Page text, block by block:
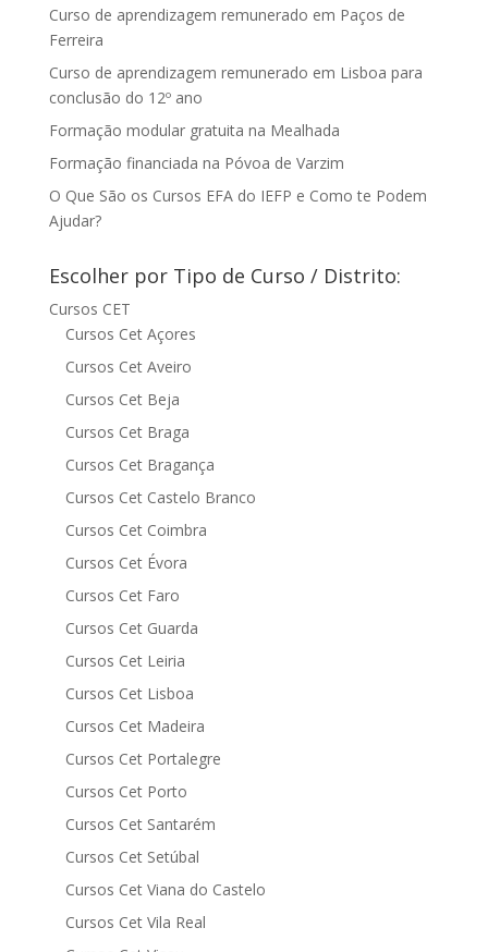
Curso de aprendizagem remunerado em Paços de
Ferreira
Curso de aprendizagem remunerado em Lisboa para
conclusão do 12º ano
Formação modular gratuita na Mealhada
Formação financiada na Póvoa de Varzim
O Que São os Cursos EFA do IEFP e Como te Podem
Ajudar?
Escolher por Tipo de Curso / Distrito:
Cursos CET
Cursos Cet Açores
Cursos Cet Aveiro
Cursos Cet Beja
Cursos Cet Braga
Cursos Cet Bragança
Cursos Cet Castelo Branco
Cursos Cet Coimbra
Cursos Cet Évora
Cursos Cet Faro
Cursos Cet Guarda
Cursos Cet Leiria
Cursos Cet Lisboa
Cursos Cet Madeira
Cursos Cet Portalegre
Cursos Cet Porto
Cursos Cet Santarém
Cursos Cet Setúbal
Cursos Cet Viana do Castelo
Cursos Cet Vila Real